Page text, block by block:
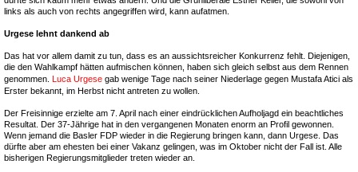
links als auch von rechts angegriffen wird, kann aufatmen.
Urgese lehnt dankend ab
Das hat vor allem damit zu tun, dass es an aussichtsreicher Konkurrenz fehlt. Diejenigen,
die den Wahlkampf hätten aufmischen können, haben sich gleich selbst aus dem Rennen
genommen. Luca Urgese gab wenige Tage nach seiner Niederlage gegen Mustafa Atici als
Erster bekannt, im Herbst nicht antreten zu wollen.
Der Freisinnige erzielte am 7. April nach einer eindrücklichen Aufholjagd ein beachtliches
Resultat. Der 37-Jährige hat in den vergangenen Monaten enorm an Profil gewonnen.
Wenn jemand die Basler FDP wieder in die Regierung bringen kann, dann Urgese. Das
dürfte aber am ehesten bei einer Vakanz gelingen, was im Oktober nicht der Fall ist. Alle
bisherigen Regierungsmitglieder treten wieder an.